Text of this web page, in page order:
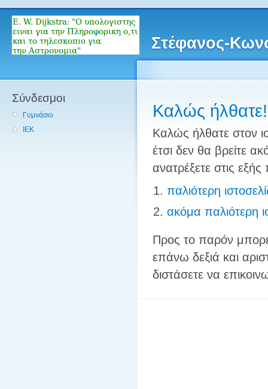
Στέφανος-
Σύνδεσμοι
Γυμνάσιο
ΙΕΚ
Καλώς ήλθατε!
Καλώς ήλθατε στον
έτσι δεν θα βρείτε
ανατρέξετε στις εξής
παλιότερη
ακόμα παλιότερη
Προς το παρόν
επάνω δεξιά και
διστάσετε να